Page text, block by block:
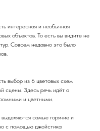
интересная и необычная
объектов. То есть вы видите не
Совсем недавно это было
выбор из 6 цветовых схем
сцены. Здесь речь идёт о
и цветными.
самые горячие и
с помощью джойстика